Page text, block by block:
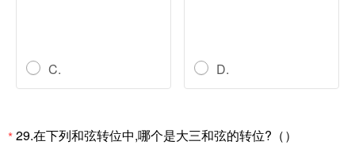
C. D.
*29.在下列和弦转位中,哪个是大三和弦的转位?（）